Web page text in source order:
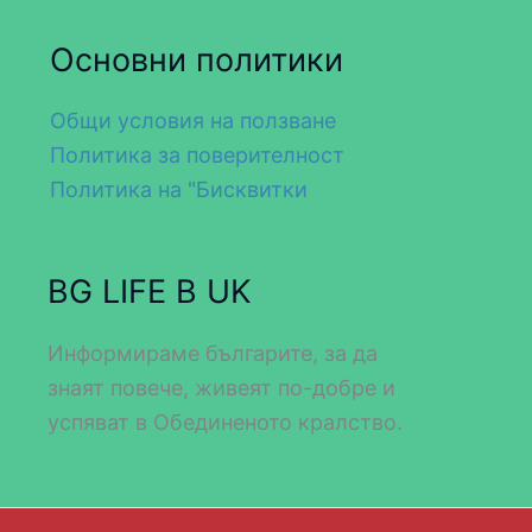
Основни политики
Общи условия на ползване
Политика за поверителност
Политика на "Бисквитки
BG LIFE В UK
Информираме българите, за да
знаят повече, живеят по-добре и
успяват в Обединеното кралство.